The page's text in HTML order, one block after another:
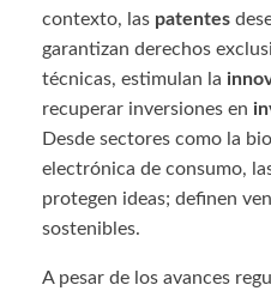
contexto, las patentes
garantizan derechos
técnicas, estimulan la
recuperar inversiones en
Desde sectores como la
electrónica de consumo,
protegen ideas; definen
sostenibles.
A pesar de los avances